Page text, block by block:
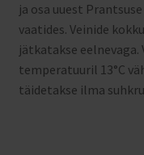
ja osa uuest
vaatides. Veinide
jätkatakse eelnevaga.
temperatuuril 13°C
täidetakse ilma